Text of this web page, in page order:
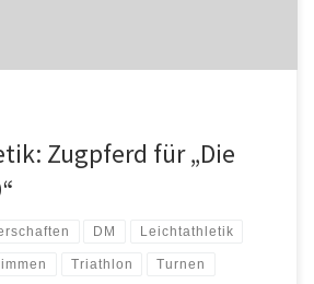
Zugpferd für „Die
DM Leichtathletik
Triathlon Turnen